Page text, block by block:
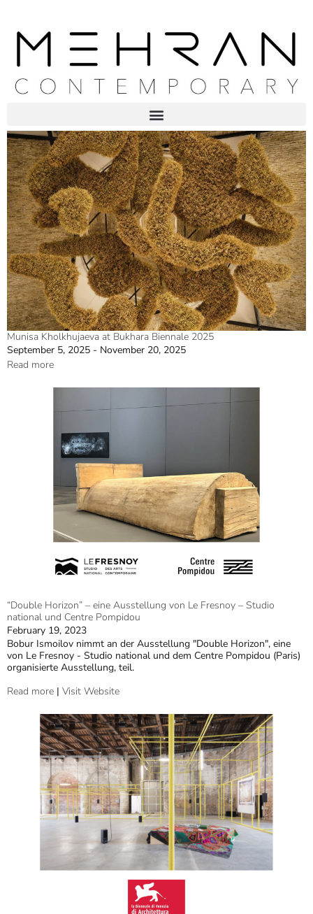
Munisa Kholkhujaeva at Bukhara Biennale 2025
September 5, 2025 - November 20, 2025
Read more
“Double Horizon” – eine Ausstellung von Le Fresnoy – Studio
national und Centre Pompidou
February 19, 2023
Bobur Ismoilov nimmt an der Ausstellung "Double Horizon", eine
von Le Fresnoy - Studio national und dem Centre Pompidou (Paris)
organisierte Ausstellung, teil.
Read more | Visit Website